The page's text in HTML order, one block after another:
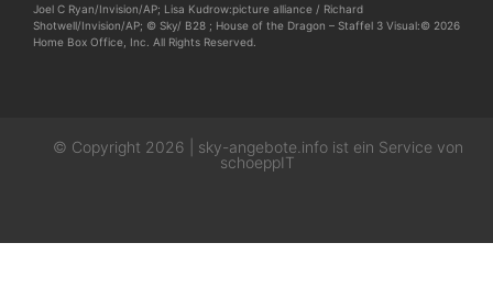
Joel C Ryan/Invision/AP; Lisa Kudrow:picture alliance / Richard
Shotwell/Invision/AP; © Sky/ B28 ; House of the Dragon – Staffel 3 Visual:© 2026
Home Box Office, Inc. All Rights Reserved.
© Copyright 2026 | sky-angebote.info ist ein Service von
schoeppIT